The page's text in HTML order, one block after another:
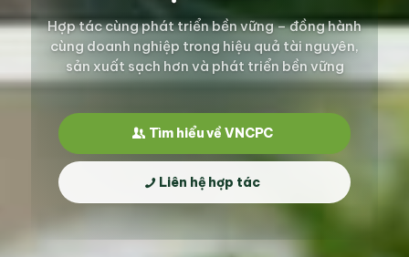
Hợp tác cùng phát triển bền vững – đồng hành
cùng doanh nghiệp trong hiệu quả tài nguyên,
sản xuất sạch hơn và phát triển bền vững
Tìm hiểu về VNCPC
Liên hệ hợp tác